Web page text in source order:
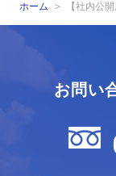
ホーム 【社内公
お問い